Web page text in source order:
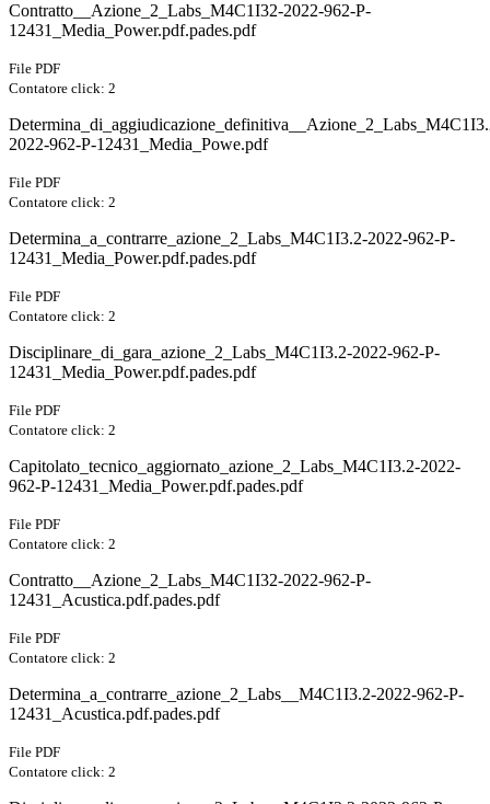
Contratto__Azione_2_Labs_M4C1I32-2022-962-P-
12431_Media_Power.pdf.pades.pdf
File PDF
Contatore click: 2
2022-962-P-12431_Media_Powe.pdf
File PDF
Contatore click: 2
Determina_a_contrarre_azione_2_Labs_M4C1I3.2-2022-962-P-
12431_Media_Power.pdf.pades.pdf
File PDF
Contatore click: 2
Disciplinare_di_gara_azione_2_Labs_M4C1I3.2-2022-962-P-
12431_Media_Power.pdf.pades.pdf
File PDF
Contatore click: 2
Capitolato_tecnico_aggiornato_azione_2_Labs_M4C1I3.2-2022-
962-P-12431_Media_Power.pdf.pades.pdf
File PDF
Contatore click: 2
Contratto__Azione_2_Labs_M4C1I32-2022-962-P-
12431_Acustica.pdf.pades.pdf
File PDF
Contatore click: 2
Determina_a_contrarre_azione_2_Labs__M4C1I3.2-2022-962-P-
12431_Acustica.pdf.pades.pdf
File PDF
Contatore click: 2